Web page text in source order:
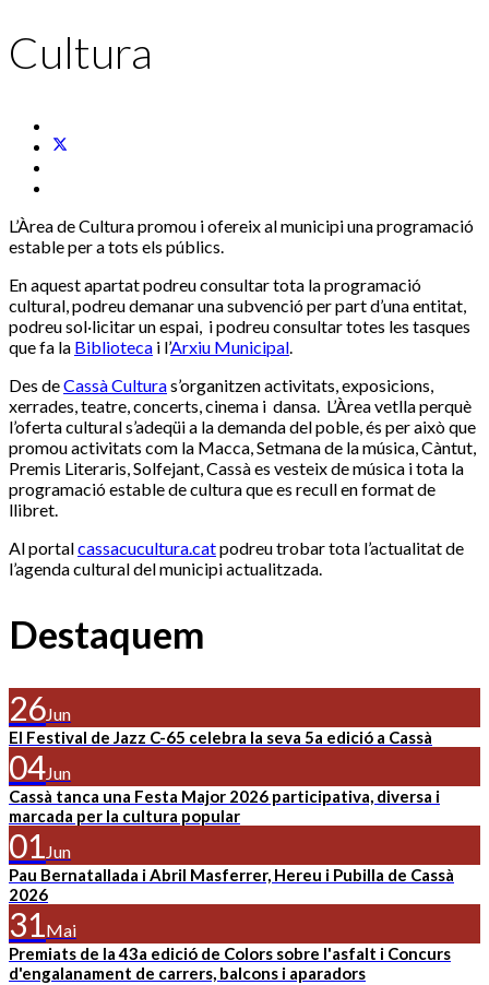
Cultura
L’Àrea de Cultura promou i ofereix al municipi una programació
estable per a tots els públics.
En aquest apartat podreu consultar tota la programació
cultural, podreu demanar una subvenció per part d’una entitat,
podreu sol·licitar un espai, i podreu consultar totes les tasques
que fa la Biblioteca i l’Arxiu Municipal.
Des deCassà Culturas’organitzen activitats, exposicions,
xerrades, teatre, concerts, cinema i dansa. L’Àrea vetlla perquè
l’oferta cultural s’adeqüi a la demanda del poble, és per això que
promou activitats com la Macca, Setmana de la música, Càntut,
Premis Literaris, Solfejant, Cassà es vesteix de música i tota la
programació estable de cultura que es recull en format de
llibret.
Al portalcassacucultura.catpodreu trobar tota l’actualitat de
l’agenda cultural del municipi actualitzada.
Destaquem
26Jun
El Festival de Jazz C-65 celebra la seva 5a edició a Cassà
04Jun
Cassà tanca una Festa Major 2026 participativa, diversa i
marcada per la cultura popular
01Jun
Pau Bernatallada i Abril Masferrer, Hereu i Pubilla de Cassà
2026
31Mai
Premiats de la 43a edició de Colors sobre l'asfalt i Concurs
d'engalanament de carrers, balcons i aparadors